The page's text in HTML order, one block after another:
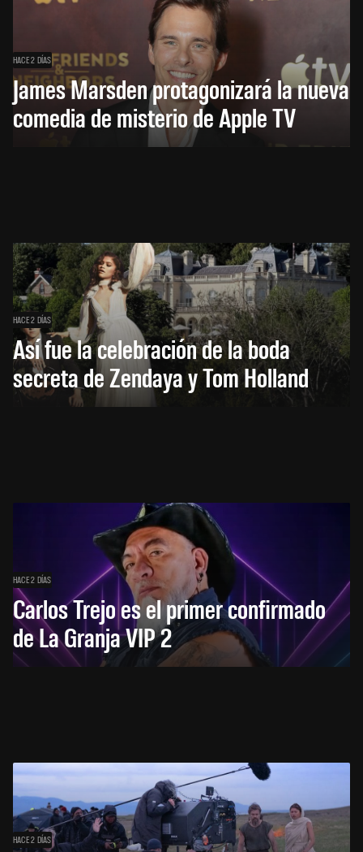
HACE 2 DÍAS
James Marsden protagonizará la nueva
comedia de misterio de Apple TV
HACE 2 DÍAS
Así fue la celebración de la boda
secreta de Zendaya y Tom Holland
HACE 2 DÍAS
Carlos Trejo es el primer confirmado
de La Granja VIP 2
HACE 2 DÍAS